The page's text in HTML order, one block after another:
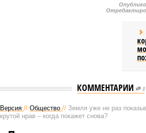
КОММЕНТАРИИ 0
Версия // Общество // Земля уже не раз
крутой нрав – когда покажет снова?